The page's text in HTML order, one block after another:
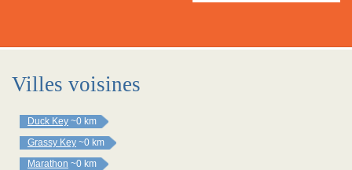
Villes voisines
Duck Key ~0 km
Grassy Key ~0 km
Marathon ~0 km